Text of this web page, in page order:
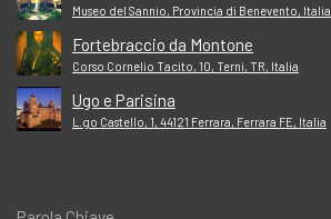
Museo del Sannio, Provincia di Benevento, Italia
Fortebraccio da Montone
Corso Cornelio Tacito, 10, Terni, TR, Italia
Ugo e Parisina
L.go Castello, 1, 44121 Ferrara, Ferrara FE, Italia